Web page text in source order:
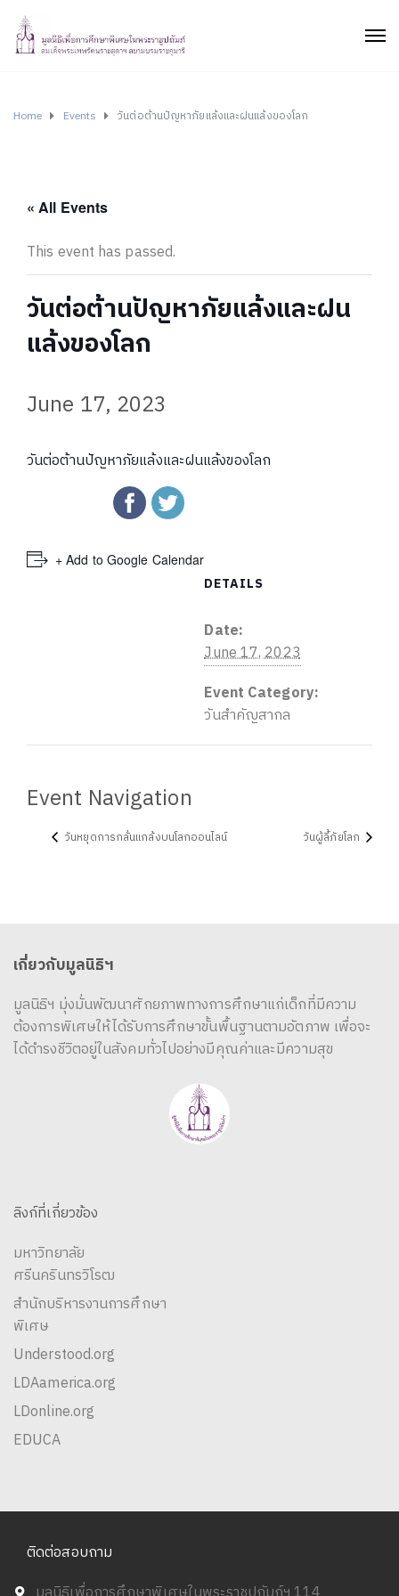
Home Events วันต่อต้านปัญหาภัยแล้งและฝนแล้งของโลก
« All Events
This event has passed.
วันต่อต้านปัญหาภัยแล้งและฝน
แล้งของโลก
June 17, 2023
วันต่อต้านปัญหาภัยแล้งและฝนแล้งของโลก
+ Add to Google Calendar
DETAILS
Date:
June 17, 2023
Event Category:
วันสำคัญสากล
Event Navigation
วันหยุดการกลั่นแกล้งบนโลกออนไลน์ วันผู้ลี้ภัยโลก
เกี่ยวกับมูลนิธิฯ
มูลนิธิฯ มุ่งมั่นพัฒนาศักยภาพทางการศึกษาแก่เด็กที่มีความ
ต้องการพิเศษให้ได้รับการศึกษาขั้นพื้นฐานตามอัตภาพ เพื่อจะ
ได้ดำรงชีวิตอยู่ในสังคมทั่วไปอย่างมีคุณค่าและมีความสุข
ลิงก์ที่เกี่ยวข้อง
มหาวิทยาลัย
ศรีนครินทรวิโรฒ
สำนักบริหารงานการศึกษา
พิเศษ
Understood.org
LDAamerica.org
LDonline.org
EDUCA
ติดต่อสอบถาม